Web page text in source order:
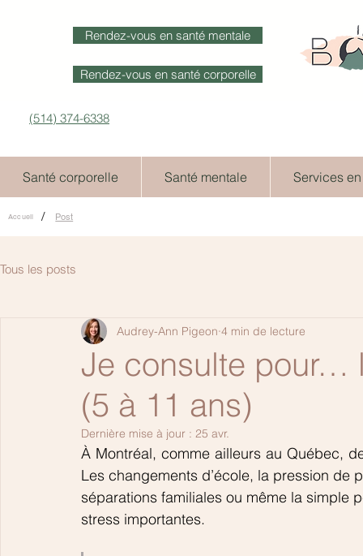
Rendez-vous en santé mentale
Rendez-vous en santé corporelle
(514) 374-6338
Santé corporelle Santé mentale Services
Accueil / Post
Tous les posts
Je consulte pour…
(5 à 11 ans)
Audrey-Ann Pigeon 4 min de lecture
Dernière mise à jour : 25 avr.
À Montréal, comme ailleurs au Québec,
Les changements d’école, la pression de
séparations familiales ou même la simple
stress importantes.